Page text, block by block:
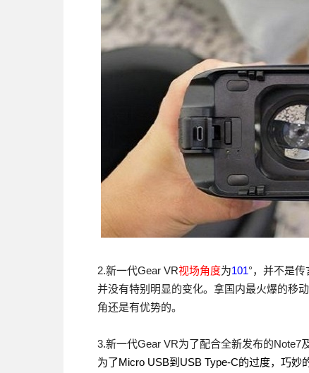
2.新一代Gear VR视场角度为101°，并不是
并没有特别明显的变化。拿国内最火爆的移
角还是有优势的。
3.新一代Gear VR为了配合全新发布的Note7
为了Micro USB到USB Type-C的过度，巧